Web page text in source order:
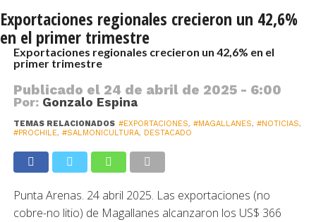
Exportaciones regionales crecieron un 42,6%
en el primer trimestre
Exportaciones regionales crecieron un 42,6% en el
primer trimestre
Publicado el 24 de abril de 2025 - 6:00
Por: Gonzalo Espina
TEMAS RELACIONADOS #EXPORTACIONES, #MAGALLANES, #NOTICIAS,
#PROCHILE, #SALMONICULTURA, DESTACADO
Punta Arenas. 24 abril 2025. Las exportaciones (no
cobre-no litio) de Magallanes alcanzaron los US$ 366